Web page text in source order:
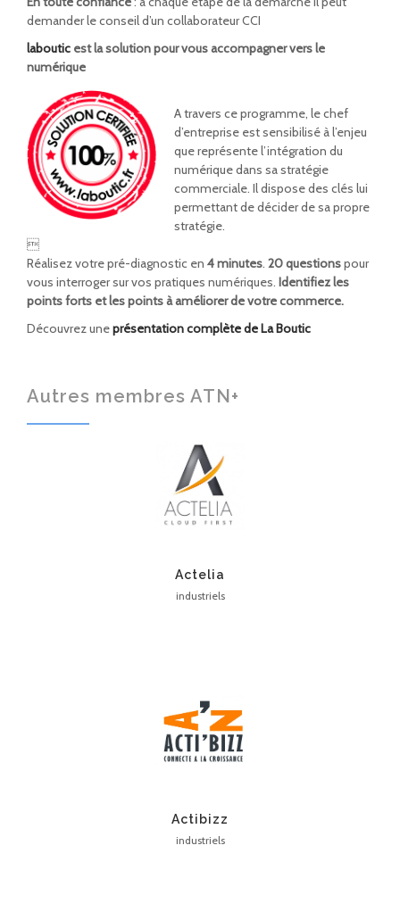
demander le conseil d’un collaborateur CCI
laboutic est la solution pour vous accompagner vers le
numérique
A travers ce programme, le chef
d’entreprise est sensibilisé à l’enjeu
que représente l’intégration du
numérique dans sa stratégie
commerciale. Il dispose des clés lui
permettant de décider de sa propre
stratégie.

Réalisez votre pré-diagnostic en 4 minutes. 20 questionspour
vous interroger sur vos pratiques numériques. Identifiez les
points forts et les points à améliorer de votre commerce.
Découvrez uneprésentation complète de La Boutic
Autres membres ATN+
Actelia
industriels
Actibizz
industriels